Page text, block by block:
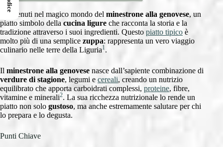
Benvenuti nel magico mondo del minestrone alla genovese, un
piatto simbolo della cucina ligure che racconta la storia e la
tradizione attraverso i suoi ingredienti. Questo piatto tipico è
molto più di una semplice zuppa: rappresenta un vero viaggio
culinario nelle terre della Liguria1.
Il minestrone alla genovese nasce dall’sapiente combinazione di
verdure di stagione, legumi e cereali, creando un nutrizio
equilibrato che apporta carboidrati complessi, proteine, fibre,
vitamine e minerali2. La sua ricchezza nutrizionale lo rende un
piatto non solo gustoso, ma anche estremamente salutare per chi
lo prepara e lo degusta.
Punti Chiave
Indice